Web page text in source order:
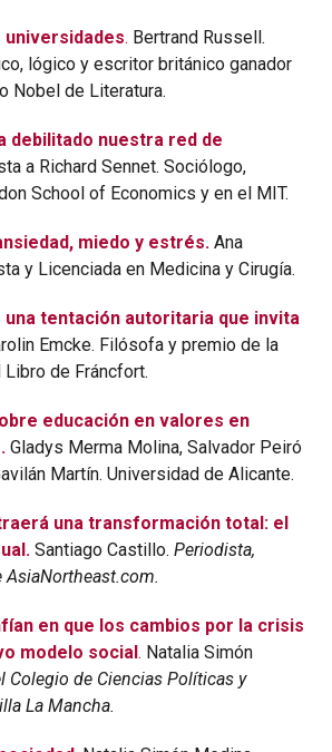
universidades. Bertrand Russell.
lógico y escritor británico ganador
Nobel de Literatura.
debilitado nuestra red de
a Richard Sennet. Sociólogo,
School of Economics y en el MIT.
miedo y estrés. Ana
y Licenciada en Medicina y Cirugía.
una tentación autoritaria que invita
Emcke. Filósofa y premio de la
de Fráncfort.
educación en valores en
Gladys Merma Molina, Salvador Peiró
Martín. Universidad de Alicante.
una transformación total: el
Santiago Castillo. Periodista,
AsiaNortheast.com.
en que los cambios por la crisis
modelo social. Natalia Simón
Colegio de Ciencias Políticas y
La Mancha.